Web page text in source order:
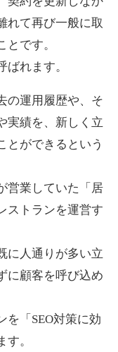
れて再び一般に取
です。
れます。
の運用履歴や、そ
実績を、新しく立
とができるという
営業していた「居
ストランを運営す
に人通りが多い立
に顧客を呼び込め
を「SEO対策に効
。